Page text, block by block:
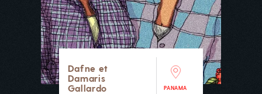
Dafne et
Damaris
Gallardo
PANAMA